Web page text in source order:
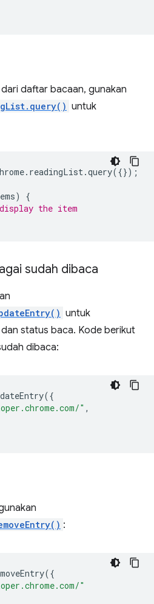
daftar bacaan, gunakan
untuk
. readingList .query({});
)
{
the item
sudah dibaca
untuk
status baca. Kode berikut
dibaca:
({
" ,
:
({
"